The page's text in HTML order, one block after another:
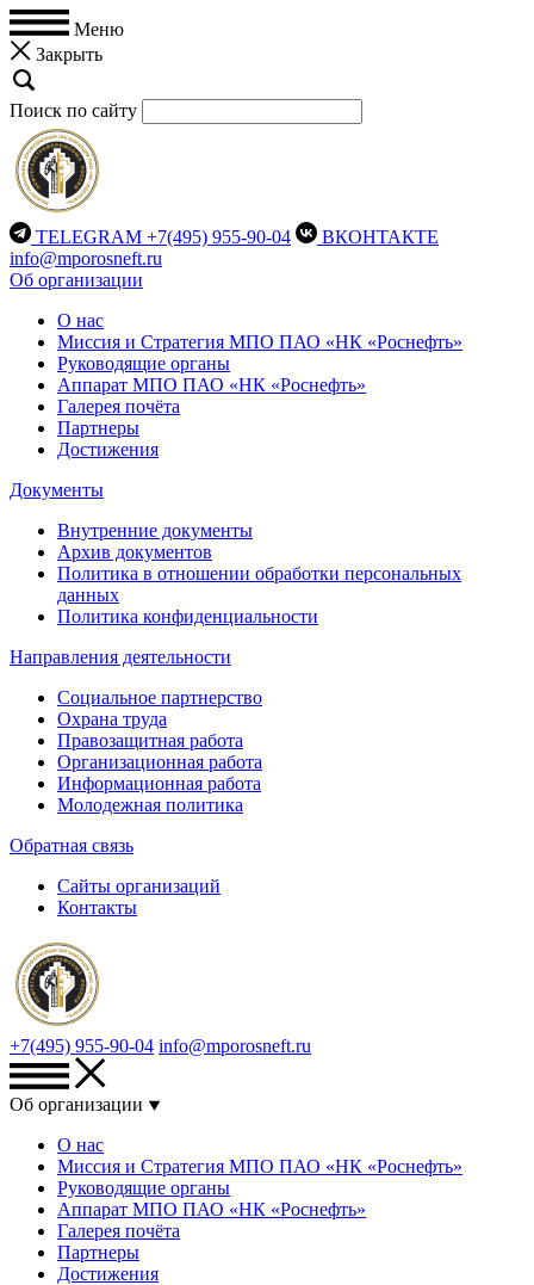
Меню
Закрыть
Поиск по сайту
TELEGRAM +7(495) 955-90-04
ВКОНТАКТЕ
info@mporosneft.ru
Об организации
О нас
Миссия и Стратегия МПО ПАО «НК «Роснефть»
Руководящие органы
Аппарат МПО ПАО «НК «Роснефть»
Галерея почёта
Партнеры
Достижения
Документы
Внутренние документы
Архив документов
Политика в отношении обработки персональных
данных
Политика конфиденциальности
Направления деятельности
Социальное партнерство
Охрана труда
Правозащитная работа
Организационная работа
Информационная работа
Молодежная политика
Обратная связь
Сайты организаций
Контакты
+7(495) 955-90-04 info@mporosneft.ru
Об организации
О нас
Миссия и Стратегия МПО ПАО «НК «Роснефть»
Руководящие органы
Аппарат МПО ПАО «НК «Роснефть»
Галерея почёта
Партнеры
Достижения